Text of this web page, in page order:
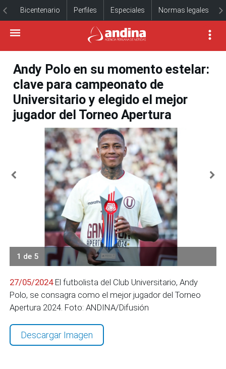
Bicentenario Perfiles Especiales Normas legales
Andy Polo en su momento estelar:
clave para campeonato de
Universitario y elegido el mejor
jugador del Torneo Apertura
1 de 5
27/05/2024El futbolista del Club Universitario, Andy
Polo, se consagra como el mejor jugador del Torneo
Apertura 2024. Foto: ANDINA/Difusión
Descargar Imagen